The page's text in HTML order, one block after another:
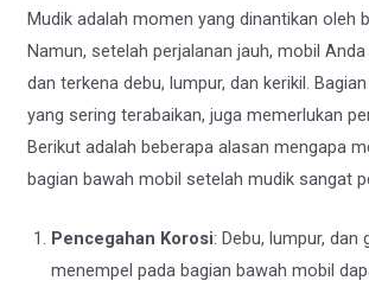
Mudik adalah momen yang dinantikan oleh
Namun, setelah perjalanan jauh, mobil
dan terkena debu, lumpur, dan kerikil.
yang sering terabaikan, juga memerlukan
Berikut adalah beberapa alasan mengapa
bagian bawah mobil setelah mudik sangat
Pencegahan Korosi: Debu, lumpur, dan
menempel pada bagian bawah mobil